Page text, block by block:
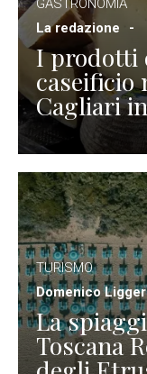
GASTRONOMIA
La redazione
I prodotti
Cagliari
TURISMO
Domenico
La
Toscana